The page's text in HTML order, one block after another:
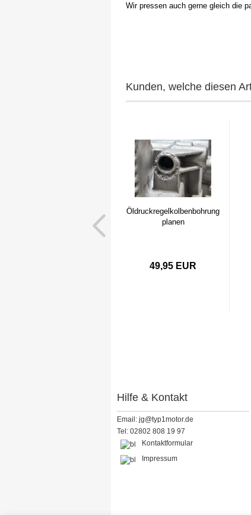
Wir pressen auch gerne gleich die
Kunden, welche diesen
Öldruckregelkolbenbohrung
planen
49,95 EUR
Hilfe & Kontakt
Email: jg@typ1motor.de
Tel: 02802 808 19 97
Kontaktformular
Impressum